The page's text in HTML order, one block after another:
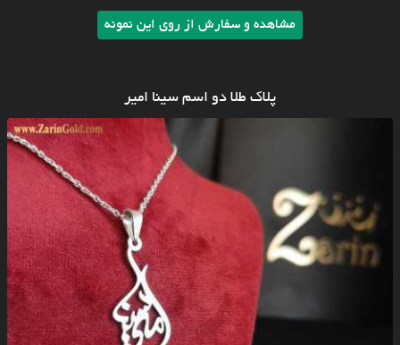
مشاهده و سفارش از روی این نمونه
پلاک طلا دو اسم سینا امیر